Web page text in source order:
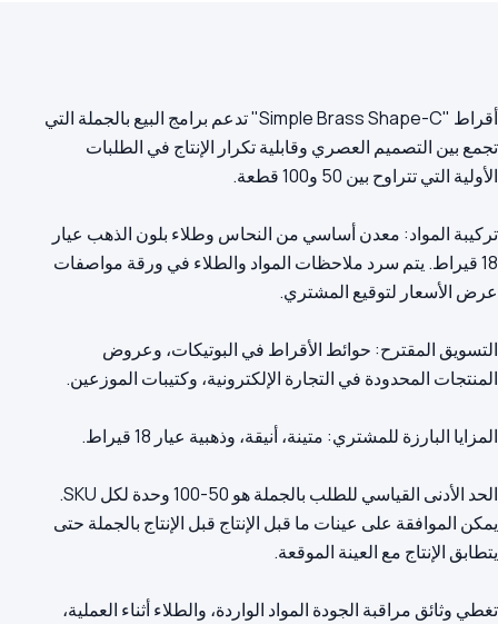
أقراط "Simple Brass Shape-C" تدعم برامج البيع بالجملة التي
تجمع بين التصميم العصري وقابلية تكرار الإنتاج في الطلبات
تركيبة المواد: معدن أساسي من النحاس وطلاء بلون الذهب عيار
18 قيراط. يتم سرد ملاحظات المواد والطلاء في ورقة مواصفات
التسويق المقترح: حوائط الأقراط في البوتيكات، وعروض
الحد الأدنى القياسي للطلب بالجملة هو 50-100 وحدة لكل SKU.
يمكن الموافقة على عينات ما قبل الإنتاج قبل الإنتاج بالجملة حتى
تغطي وثائق مراقبة الجودة المواد الواردة، والطلاء أثناء العملية،